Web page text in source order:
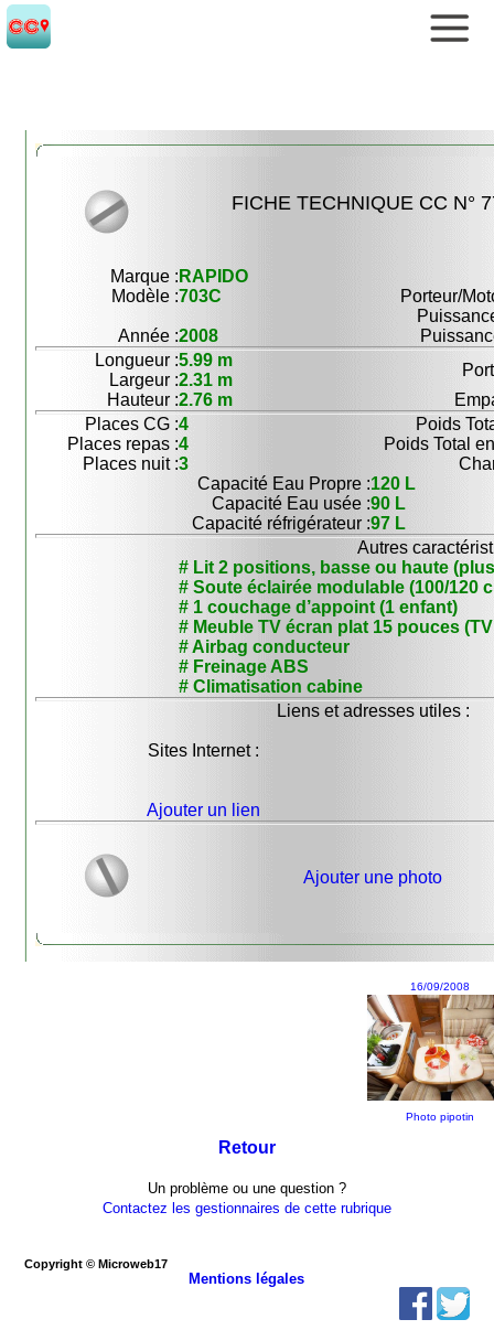
FICHE TECHNIQUE CC N°
Marque : RAPIDO
Modèle :703C
Porteur/
Année :2008
Longueur :5.99 m
Largeur :2.31 m
Hauteur :2.76 m
Places CG :4
Poids
Places repas :4
Poids Total
Places nuit :3
Capacité Eau Propre :120 L
Capacité Eau usée :90 L
Capacité réfrigérateur :97 L
Autres
# Lit 2 positions, basse ou haute
# Soute éclairée modulable (100/120
# 1 couchage d’appoint (1 enfant)
# Meuble TV écran plat 15 pouces
# Airbag conducteur
# Freinage ABS
# Climatisation cabine
Liens et adresses utiles :
Sites Internet :
Ajouter un lien
Ajouter une photo
16/09/2008
Photo pipotin
Retour
Un problème ou une question ?
Contactez les gestionnaires de cette rubrique
Copyright © Microweb17
Mentions légales